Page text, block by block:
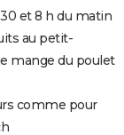
30 et 8 h du matin
au petit-
mange du poulet
comme pour